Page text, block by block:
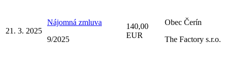
21. 3. 2025
Nájomná zmluva
9/2025
140,00
EUR
Obec Čerín
The Factory s.r.o.